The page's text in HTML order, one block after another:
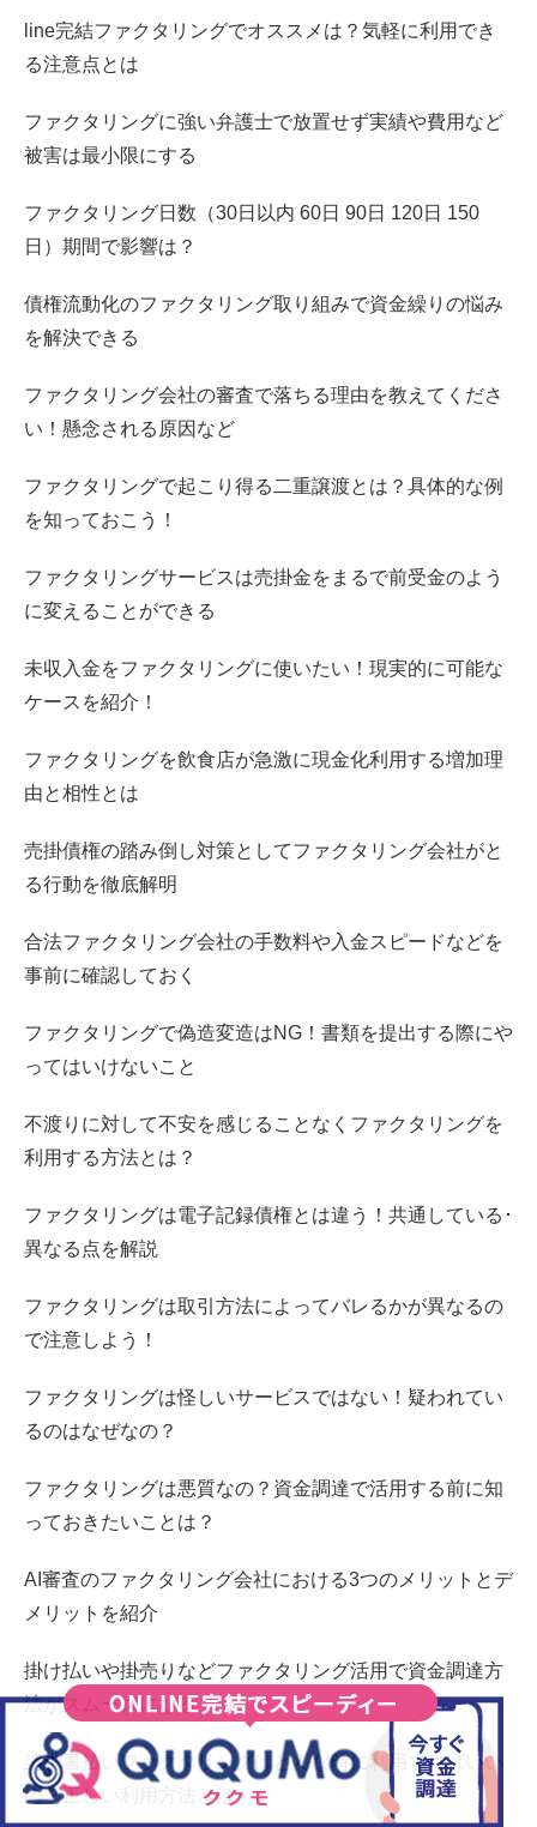
line完結ファクタリングでオススメは？気軽に利用でき
る注意点とは
ファクタリングに強い弁護士で放置せず実績や費用など
被害は最小限にする
ファクタリング日数（30日以内 60日 90日 120日 150
日）期間で影響は？
債権流動化のファクタリング取り組みで資金繰りの悩み
を解決できる
ファクタリング会社の審査で落ちる理由を教えてくださ
い！懸念される原因など
ファクタリングで起こり得る二重譲渡とは？具体的な例
を知っておこう！
ファクタリングサービスは売掛金をまるで前受金のよう
に変えることができる
未収入金をファクタリングに使いたい！現実的に可能な
ケースを紹介！
ファクタリングを飲食店が急激に現金化利用する増加理
由と相性とは
売掛債権の踏み倒し対策としてファクタリング会社がと
る行動を徹底解明
合法ファクタリング会社の手数料や入金スピードなどを
事前に確認しておく
ファクタリングで偽造変造はNG！書類を提出する際にや
ってはいけないこと
不渡りに対して不安を感じることなくファクタリングを
利用する方法とは？
ファクタリングは電子記録債権とは違う！共通している･
異なる点を解説
ファクタリングは取引方法によってバレるかが異なるの
で注意しよう！
ファクタリングは怪しいサービスではない！疑われてい
るのはなぜなの？
ファクタリングは悪質なの？資金調達で活用する前に知
っておきたいことは？
AI審査のファクタリング会社における3つのメリットとデ
メリットを紹介
掛け払いや掛売りなどファクタリング活用で資金調達方
法がスムーズになる
請求書払いファクタリングはどんな時に利用すればいい
の？正しい利用方法とは